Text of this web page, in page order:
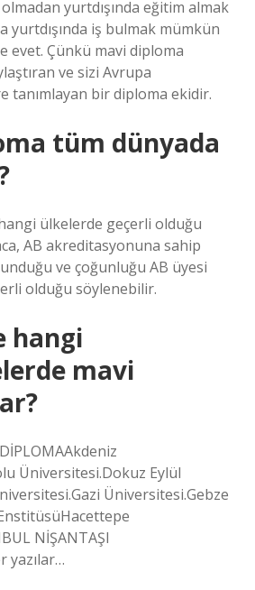
yurtdışında eğitim almak
yurtdışında iş bulmak mümkün
evet. Çünkü mavi diploma
ve sizi Avrupa
tanımlayan bir diploma ekidir.
tüm dünyada
ülkelerde geçerli olduğu
AB akreditasyonuna sahip
ve çoğunluğu AB üyesi
olduğu söylenebilir.
hangi
mavi
Üniversitesi.Dokuz Eylül
Üniversitesi.Gebze
NİŞANTAŞI
yazılar…